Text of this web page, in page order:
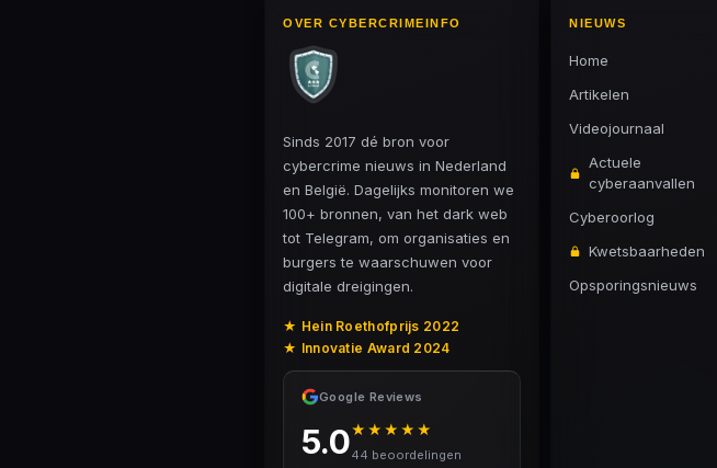
OVER CYBERCRIMEINFO
Sinds 2017 dé bron voor
cybercrime nieuws in Nederland
en België. Dagelijks monitoren we
100+ bronnen, van het dark web
tot Telegram, om organisaties en
burgers te waarschuwen voor
digitale dreigingen.
★ Hein Roethofprijs 2022
★ Innovatie Award 2024
Google Reviews
5.0★★★★★
44 beoordelingen
NIEUWS
Home
Artikelen
Videojournaal
Actuele
cyberaanvallen
Cyberoorlog
Kwetsbaarheden
Opsporingsnieuws